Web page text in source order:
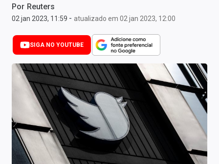
Últimas Notícias
Newsletters
Cotações
Comprar ou vender?
Carteiras Recomendadas
Central de Dividendos
Central de Fundos Imobiliários
Por Reuters
02 jan 2023, 11:59 - atualizado em 02 jan 2023, 12:00
SIGA NO YOUTUBE